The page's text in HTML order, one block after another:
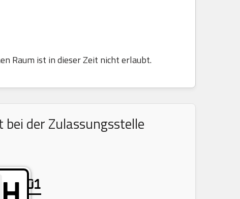
Raum ist in dieser Zeit nicht erlaubt.
der Zulassungsstelle
01